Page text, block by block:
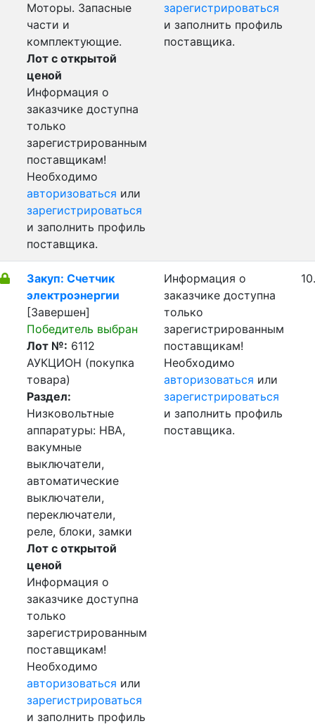
Моторы. Запасные
части и
комплектующие.
Лот с открытой
ценой
Информация о
заказчике доступна
только
зарегистрированным
поставщикам!
Необходимо
авторизоваться или
зарегистрироваться
и заполнить профиль
поставщика.
зарегистрироваться
и заполнить профиль
поставщика.
Закуп: Счетчик
электроэнергии
[Завершен]
Победитель выбран
Лот №: 6112
АУКЦИОН (покупка
товара)
Раздел:
Низковольтные
аппаратуры: НВА,
вакумные
выключатели,
автоматические
выключатели,
переключатели,
реле, блоки, замки
Лот с открытой
ценой
Информация о
заказчике доступна
только
зарегистрированным
поставщикам!
Необходимо
авторизоваться или
зарегистрироваться
и заполнить профиль
Информация о
заказчике доступна
только
зарегистрированным
поставщикам!
Необходимо
авторизоваться или
зарегистрироваться
и заполнить профиль
поставщика.